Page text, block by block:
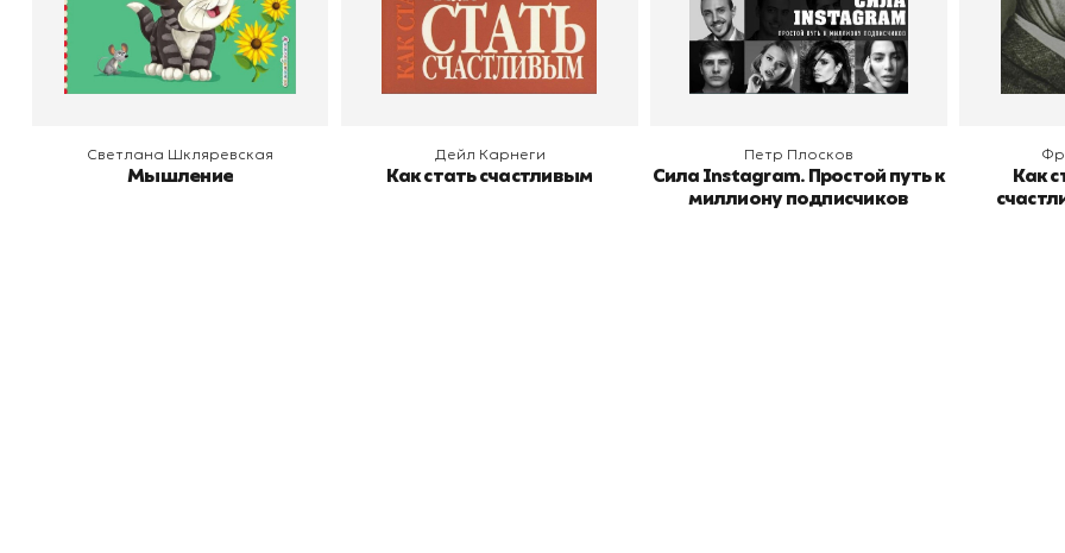
В корзину
Светлана Шкляревская
Мышление
В корзину
Дейл Карнеги
Как стать счастливым
В корзину
Петр Плосков
Сила Instagram. Простой путь к
миллиону подписчиков
В
Как